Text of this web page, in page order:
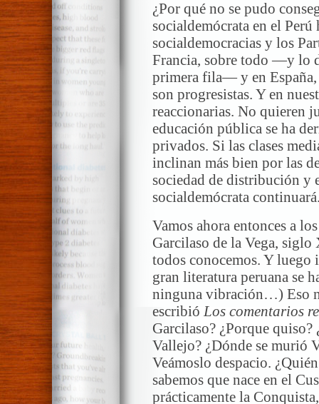
¿Por qué no se pudo
socialdemócrata en el Perú
socialdemocracias y los
Francia, sobre todo —y lo
primera fila— y en España,
son progresistas. Y en
reaccionarias. No quieren
educación pública se ha
privados. Si las clases
inclinan más bien por las
sociedad de distribución y
socialdemócrata
Vamos ahora entonces a
Garcilaso de la Vega,
todos conocemos. Y luego
gran literatura peruana se
ninguna vibración…) Eso
escribió Los comentarios
Garcilaso? ¿Porque quiso?
Vallejo? ¿Dónde se murió
Veámoslo despacio.
sabemos que nace en el
prácticamente la